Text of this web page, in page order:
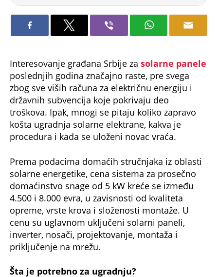
poslednjih godina značajno raste, pre svega
zbog sve viših računa za električnu energiju i
državnih subvencija koje pokrivaju deo
troškova. Ipak, mnogi se pitaju koliko zapravo
košta ugradnja solarne elektrane, kakva je
procedura i kada se uloženi novac vraća.
solarne energetike, cena sistema za prosečno
domaćinstvo snage od 5 kW kreće se između
4.500 i 8.000 evra, u zavisnosti od kvaliteta
opreme, vrste krova i složenosti montaže. U
cenu su uglavnom uključeni solarni paneli,
inverter, nosači, projektovanje, montaža i
priključenje na mrežu.